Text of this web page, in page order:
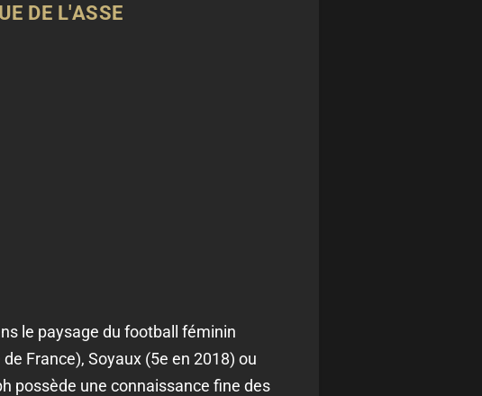
DE L'ASSE
le paysage du football féminin
France), Soyaux (5e en 2018) ou
possède une connaissance fine des